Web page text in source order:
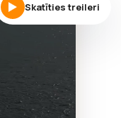
Skatīties treileri